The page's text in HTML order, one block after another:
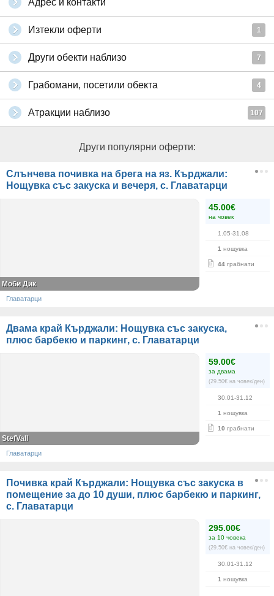
Адрес и контакти
Изтекли оферти 1
Други обекти наблизо 7
Грабомани, посетили обекта 4
Атракции наблизо 107
Други популярни оферти:
Слънчева почивка на брега на яз. Кърджали:
Нощувка със закуска и вечеря, с. Главатарци
45.00€
на човек
1.05-31.08
1 нощувка
44 грабнати
Моби Дик
Главатарци
Двама край Кърджали: Нощувка със закуска,
плюс барбекю и паркинг, с. Главатарци
59.00€
за двама
(29.50€ на човек/ден)
30.01-31.12
1 нощувка
10 грабнати
StefVall
Главатарци
Почивка край Кърджали: Нощувка със закуска в
помещение за до 10 души, плюс барбекю и паркинг,
с. Главатарци
295.00€
за 10 човека
(29.50€ на човек/ден)
30.01-31.12
1 нощувка